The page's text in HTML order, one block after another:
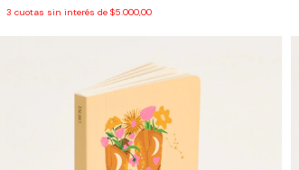
3 cuotas sin interés de $5.000,00